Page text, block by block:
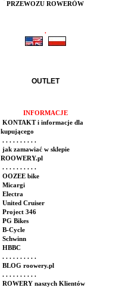
PRZEWOZU ROWERÓW
.
OUTLET
INFORMACJE
KONTAKT i informacje dla
kupującego
. . . . . . . . . .
jak zamawiać w sklepie
ROOWERY.pl
. . . . . . . . . .
OOZEE bike
Micargi
Electra
United Cruiser
Project 346
PG Bikes
B-Cycle
Schwinn
HBBC
. . . . . . . . . .
BLOG roowery.pl
. . . . . . . . . .
ROWERY naszych Klientów